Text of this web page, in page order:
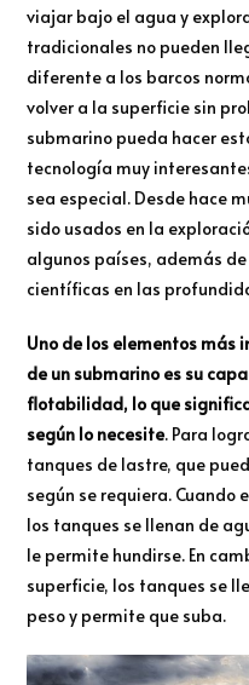
viajar bajo el agua y
tradicionales no pueden
diferente a los barcos
volver a la superficie sin
submarino pueda hacer
tecnología muy
sea especial. Desde hace
sido usados en la
algunos países, además
científicas en las
Uno de los elementos
de un submarino es su
flotabilidad, lo que
según lo necesite. Para
tanques de lastre, que
según se requiera. Cuando
los tanques se llenan de
le permite hundirse. En
superficie, los tanques se
peso y permite que suba.